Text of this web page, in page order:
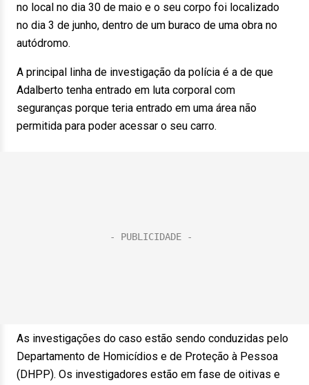
no local no dia 30 de maio e o seu corpo foi localizado
no dia 3 de junho, dentro de um buraco de uma obra no
autódromo.
A principal linha de investigação da polícia é a de que
Adalberto tenha entrado em luta corporal com
seguranças porque teria entrado em uma área não
permitida para poder acessar o seu carro.
As investigações do caso estão sendo conduzidas pelo
Departamento de Homicídios e de Proteção à Pessoa
(DHPP). Os investigadores estão em fase de oitivas e